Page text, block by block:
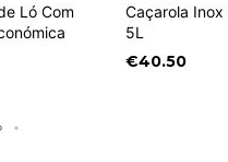
Ló Com
Caçarola
5L
€40.50